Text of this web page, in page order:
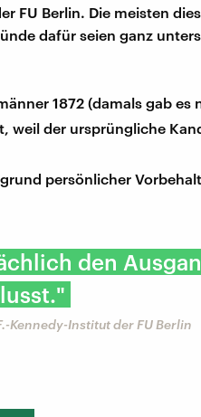
FU Berlin. Die meisten
dafür seien ganz
1872 (damals gab es
weil der ursprüngliche
persönlicher
den
Kennedy-Institut der FU Berlin